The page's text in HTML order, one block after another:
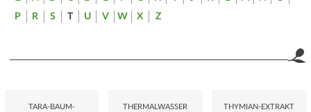
P
R S T U V W X Z
TARA-BAUM-
THERMALWASSER THYMIAN-EXTRAKT